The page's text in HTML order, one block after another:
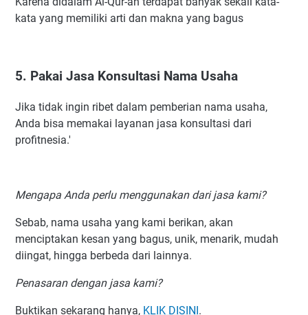
76. Madani
79. Nurulillah
80. Najaha
81. Tabriiz
82. Tuhfah
kata yang memiliki arti dan makna yang bagus
5. Pakai Jasa Konsultasi Nama Usaha
Jika tidak ingin ribet dalam pemberian nama usaha,
Anda bisa memakai layanan jasa konsultasi dari
profitnesia.'
Mengapa Anda perlu menggunakan dari jasa kami?
Sebab, nama usaha yang kami berikan, akan
menciptakan kesan yang bagus, unik, menarik, mudah
diingat, hingga berbeda dari lainnya.
Penasaran dengan jasa kami?
Buktikan sekarang hanya, KLIK DISINI.